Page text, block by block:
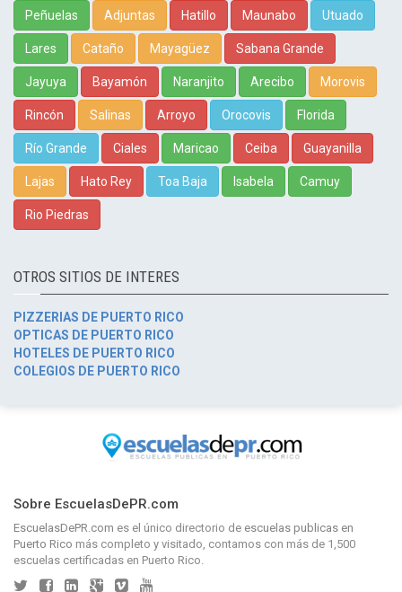
Peñuelas Adjuntas Hatillo Maunabo Utuado
Lares Cataño Mayagüez Sabana Grande
Jayuya Bayamón Naranjito Arecibo Morovis
Rincón Salinas Arroyo Orocovis Florida
Río Grande Ciales Maricao Ceiba Guayanilla
Lajas Hato Rey Toa Baja Isabela Camuy
Rio Piedras
OTROS SITIOS DE INTERES
PIZZERIAS DE PUERTO RICO
OPTICAS DE PUERTO RICO
HOTELES DE PUERTO RICO
COLEGIOS DE PUERTO RICO
Sobre EscuelasDePR.com
EscuelasDePR.com es el único directorio de escuelas publicas en
Puerto Rico más completo y visitado, contamos con más de 1,500
escuelas certificadas en Puerto Rico.